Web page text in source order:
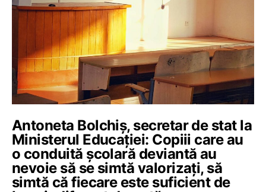
Antoneta Bolchiș, secretar de stat la
Ministerul Educației: Copiii care au
o conduită școlară deviantă au
nevoie să se simtă valorizați, să
simtă că fiecare este suficient de